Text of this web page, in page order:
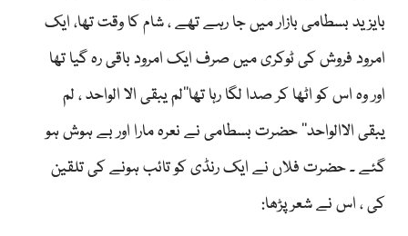
بایزید بسطامی بازار میں جا رہے تھے ، شام کا وقت تھا، ایک
امرود فروش کی ٹوکری میں صرف ایک امرود باقی رہ گیا تھا
اور وہ اس کو اٹھا کر صدا لگا رہا تھا’’لم یبقی الا الواحد ، لم
یبقی الاالواحد‘‘ حضرت بسطامی نے نعرہ مارا اور بے ہوش ہو
گئے ۔ حضرت فلاں نے ایک رنڈی کو تائب ہونے کی تلقین
کی ، اس نے شعر پڑھا: